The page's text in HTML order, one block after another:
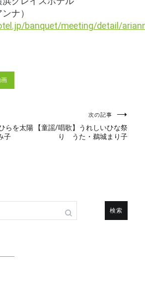
ナ）
banquet/meeting/detail/
らを太陽
子
次の記事
【童謡/唱歌】うれしいひな祭
り うた・鵜城まり子